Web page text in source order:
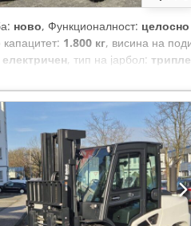
ново, Функционалност:
1.800 кг, висина на
електричен, тип на јарбол:
должина:1.991 мм, тип на